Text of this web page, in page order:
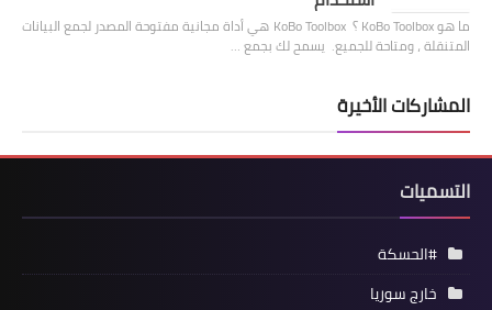
ما هو KoBo Toolbox ؟ KoBo Toolbox هي أداة مجانية مفتوحة المصدر لجمع البيانات
المتنقلة ، ومتاحة للجميع. يسمح لك بجمع …
المشاركات الأخيرة
التسميات
#الحسكة
خارج سوريا